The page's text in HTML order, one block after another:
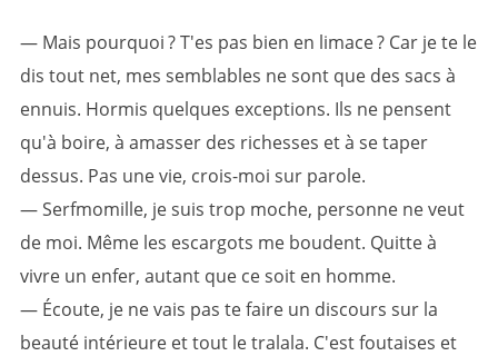
— Mais pourquoi ? T'es pas bien en limace ? Car je te le
dis tout net, mes semblables ne sont que des sacs à
ennuis. Hormis quelques exceptions. Ils ne pensent
qu'à boire, à amasser des richesses et à se taper
dessus. Pas une vie, crois-moi sur parole.
— Serfmomille, je suis trop moche, personne ne veut
de moi. Même les escargots me boudent. Quitte à
vivre un enfer, autant que ce soit en homme.
— Écoute, je ne vais pas te faire un discours sur la
beauté intérieure et tout le tralala. C'est foutaises et